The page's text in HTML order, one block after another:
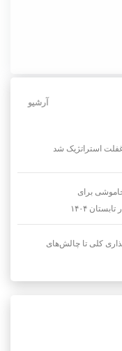
آرشیو
غفلت استراتژیک شد
برای
۱۴۰۴
کلی تا چالش‌های